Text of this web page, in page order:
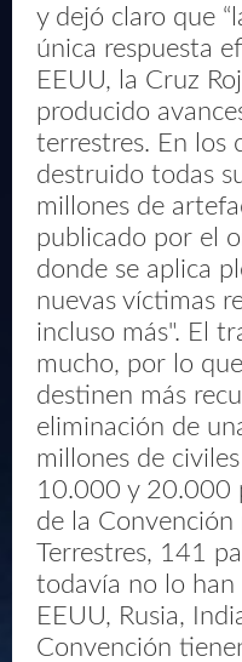
y dejó claro que
única respuesta
EEUU, la Cruz
producido
terrestres. En los
destruido todas
millones de
publicado por el
donde se aplica
nuevas víctimas
incluso más". El
mucho, por lo
destinen más
eliminación de
millones de
10.000 y 20.000
de la
Terrestres, 141
todavía no lo han
EEUU, Rusia,
Convención